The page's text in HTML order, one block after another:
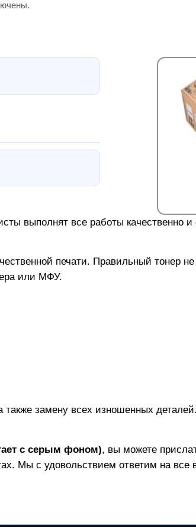
выполнят все работы качественно и
печати. Правильный тонер
или МФУ.
также замену всех изношенных
с серым фоном), вы можете
Мы с удовольствием ответим на